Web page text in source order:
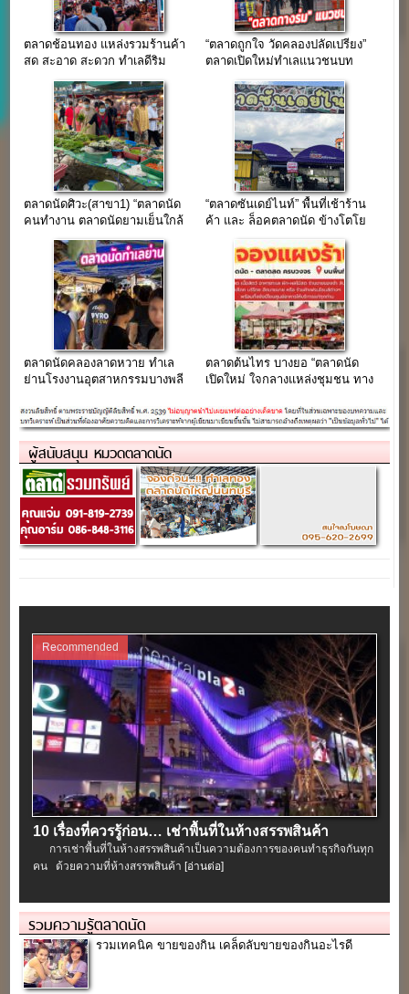
ตลาดช้อนทอง แหล่งรวมร้านค้า
สด สะอาด สะดวก ทำเลดีริม
“ตลาดถูกใจ วัดคลองปลัดเปรียง”
ตลาดเปิดใหม่ทำเลแนวชนบท
ตลาดนัดศิวะ(สาขา1) “ตลาดนัด
คนทำงาน ตลาดนัดยามเย็นใกล้
“ตลาดซันเดย์ไนท์” พื้นที่เช้าร้าน
ค้า และ ล็อคตลาดนัด ข้างโตโย
ตลาดนัดคลองลาดหวาย ทำเล
ย่านโรงงานอุตสาหกรรมบางพลี
ตลาดต้นไทร บางยอ “ตลาดนัด
เปิดใหม่ ใจกลางแหล่งชุมชน ทาง
เดือน)
ผู้สนับสนุน หมวดตลาดนัด
Recommended
10 เรื่องที่ควรรู้ก่อน… เช่าพื้นที่ในห้างสรรพสินค้า
การเช่าพื้นที่ในห้างสรรพสินค้าเป็นความต้องการของคนทำธุรกิจกันทุก
คน ด้วยความที่ห้างสรรพสินค้า[อ่านต่อ]
รวมความรู้ตลาดนัด
รวมเทคนิค ขายของกิน เคล็ดลับขายของกินอะไรดี